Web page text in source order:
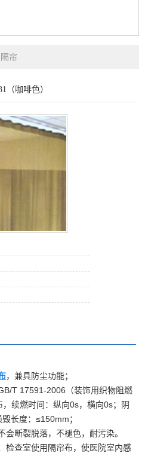
隔帘
（咖啡色）
，兼具防尘功能；
T 17591-2006（装饰用织物阻燃
续燃时间：纵向0s，横向0s；阴
长度：≤150mm；
会断裂脱落，不褪色，耐污染。
检查室使用隔帘布，使医院室内感